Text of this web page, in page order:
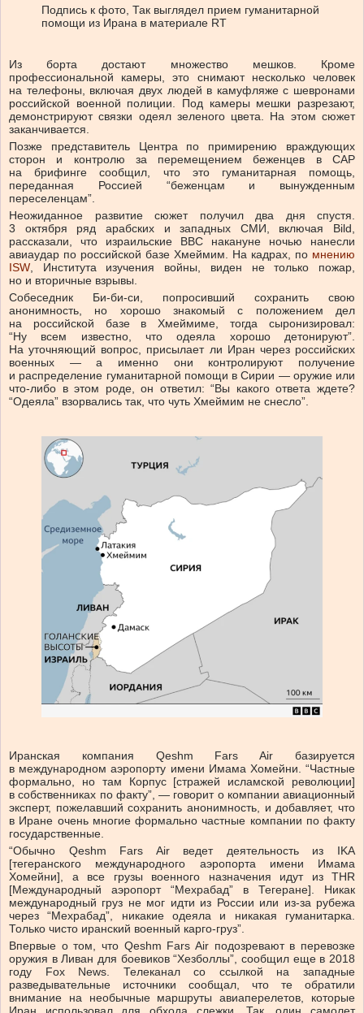
Подпись к фото, Так выглядел прием гуманитарной
помощи из Ирана в материале RT
Из борта достают множество мешков. Кроме
профессиональной камеры, это снимают несколько человек
на телефоны, включая двух людей в камуфляже с шевронами
российской военной полиции. Под камеры мешки разрезают,
демонстрируют связки одеял зеленого цвета. На этом сюжет
заканчивается.
Позже представитель Центра по примирению враждующих
сторон и контролю за перемещением беженцев в САР
на брифинге сообщил, что это гуманитарная помощь,
переданная Россией “беженцам и вынужденным
переселенцам”.
Неожиданное развитие сюжет получил два дня спустя.
3 октября ряд арабских и западных СМИ, включая Bild,
рассказали, что израильские ВВС накануне ночью нанесли
авиаудар по российской базе Хмеймим. На кадрах, по мнению
ISW , Института изучения войны, виден не только пожар,
но и вторичные взрывы.
Собеседник Би-би-си, попросивший сохранить свою
анонимность, но хорошо знакомый с положением дел
на российской базе в Хмеймиме, тогда сыронизировал:
“Ну всем известно, что одеяла хорошо детонируют”.
На уточняющий вопрос, присылает ли Иран через российских
военных — а именно они контролируют получение
и распределение гуманитарной помощи в Сирии — оружие или
что-либо в этом роде, он ответил: “Вы какого ответа ждете?
“Одеяла” взорвались так, что чуть Хмеймим не снесло”.
Иранская компания Qeshm Fars Air базируется
в международном аэропорту имени Имама Хомейни. “Частные
формально, но там Корпус [стражей исламской революции]
в собственниках по факту”, — говорит о компании авиационный
эксперт, пожелавший сохранить анонимность, и добавляет, что
в Иране очень многие формально частные компании по факту
государственные.
“Обычно Qeshm Fars Air ведет деятельность из IKA
[тегеранского международного аэропорта имени Имама
Хомейни], а все грузы военного назначения идут из THR
[Международный аэропорт “Мехрабад” в Тегеране]. Никак
международный груз не мог идти из России или из-за рубежа
через “Мехрабад”, никакие одеяла и никакая гуманитарка.
Только чисто иранский военный карго-груз”.
Впервые о том, что Qeshm Fars Air подозревают в перевозке
оружия в Ливан для боевиков “Хезболлы”, сообщил еще в 2018
году Fox News. Телеканал со ссылкой на западные
разведывательные источники сообщал, что те обратили
внимание на необычные маршруты авиаперелетов, которые
Иран использовал для обхода слежки. Так, один самолет